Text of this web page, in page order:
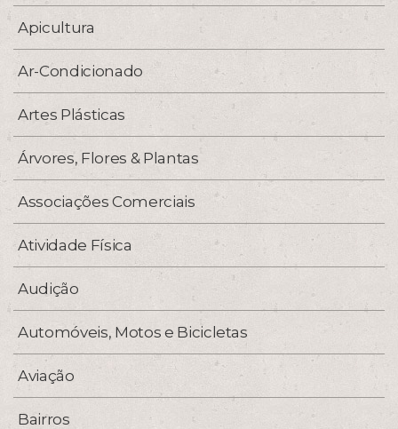
Apicultura
Ar-Condicionado
Artes Plásticas
Árvores, Flores & Plantas
Associações Comerciais
Atividade Física
Audição
Automóveis, Motos e Bicicletas
Aviação
Bairros